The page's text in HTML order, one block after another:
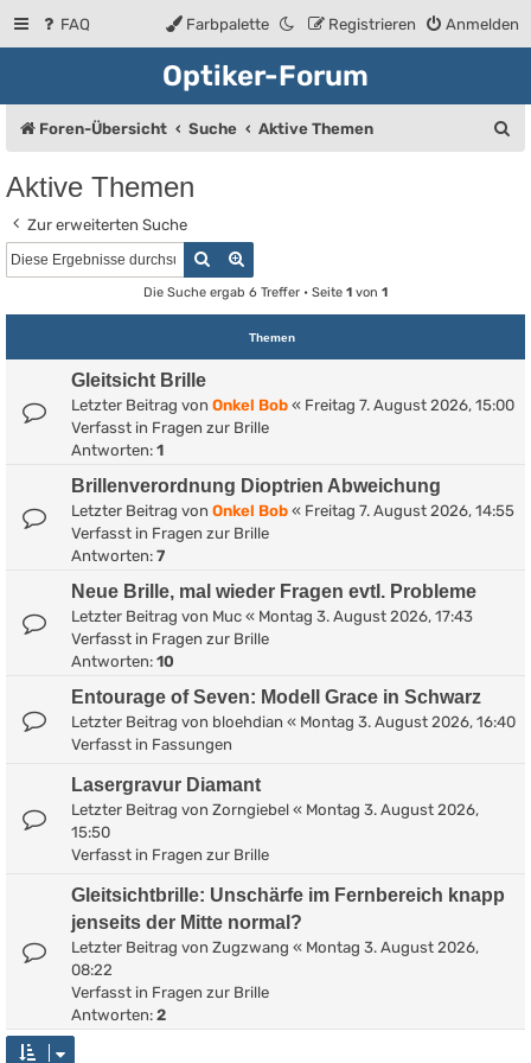
FAQ Anmelden
Registrieren
Farbpalette
Optiker-Forum
Foren-Übersicht Suche Aktive Themen
Aktive Themen
Zur erweiterten Suche
Suche
Die Suche ergab 6 Treffer • Seite 1 von 1
Themen
Gleitsicht Brille
Letzter Beitrag von Onkel Bob « Freitag 7. August 2026, 15:00
Verfasst in Fragen zur Brille
Antworten: 1
Brillenverordnung Dioptrien Abweichung
Letzter Beitrag von Onkel Bob « Freitag 7. August 2026, 14:55
Verfasst in Fragen zur Brille
Antworten: 7
Neue Brille, mal wieder Fragen evtl. Probleme
Letzter Beitrag von Muc « Montag 3. August 2026, 17:43
Verfasst in Fragen zur Brille
Antworten: 10
Entourage of Seven: Modell Grace in Schwarz
Letzter Beitrag von bloehdian « Montag 3. August 2026, 16:40
Verfasst in Fassungen
Lasergravur Diamant
Letzter Beitrag von Zorngiebel « Montag 3. August 2026,
15:50
Verfasst in Fragen zur Brille
Gleitsichtbrille: Unschärfe im Fernbereich knapp
jenseits der Mitte normal?
Letzter Beitrag von Zugzwang « Montag 3. August 2026,
08:22
Verfasst in Fragen zur Brille
Antworten: 2